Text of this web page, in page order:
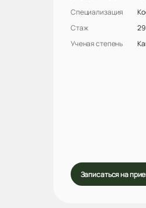
Специализация
Стаж
Ученая степень
Записаться на